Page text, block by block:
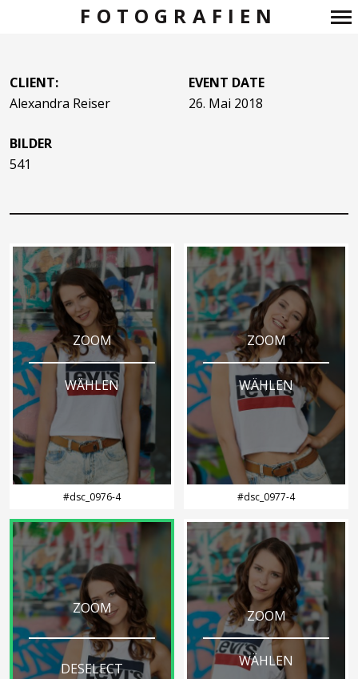
FOTOGRAFIEN
CLIENT:
Alexandra Reiser
EVENT DATE
26. Mai 2018
BILDER
541
ZOOM
WÄHLEN
#dsc_0976-4
ZOOM
WÄHLEN
#dsc_0977-4
ZOOM
DESELECT
ZOOM
WÄHLEN